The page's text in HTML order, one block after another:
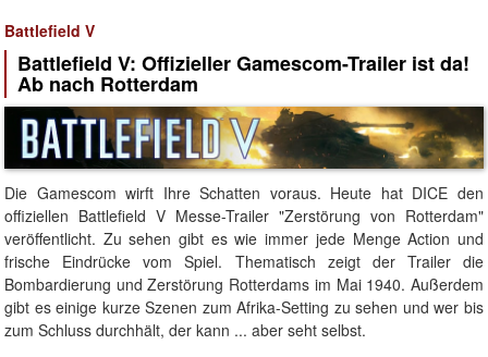
Battlefield V
Battlefield V: Offizieller Gamescom-Trailer ist da!
Ab nach Rotterdam
Die Gamescom wirft Ihre Schatten voraus. Heute hat DICE den
offiziellen Battlefield V Messe-Trailer "Zerstörung von Rotterdam"
veröffentlicht. Zu sehen gibt es wie immer jede Menge Action und
frische Eindrücke vom Spiel. Thematisch zeigt der Trailer die
Bombardierung und Zerstörung Rotterdams im Mai 1940. Außerdem
gibt es einige kurze Szenen zum Afrika-Setting zu sehen und wer bis
zum Schluss durchhält, der kann ... aber seht selbst.